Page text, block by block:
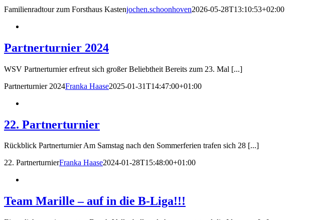
Familienradtour zum Forsthaus Kastenjochen.schoonhoven2026-05-28T13:10:53+02:00
Partnerturnier 2024
WSV Partnerturnier erfreut sich großer Beliebtheit Bereits zum 23. Mal [...]
Partnerturnier 2024Franka Haase2025-01-31T14:47:00+01:00
22. Partnerturnier
Rückblick Partnerturnier Am Samstag nach den Sommerferien trafen sich 28 [...]
22. PartnerturnierFranka Haase2024-01-28T15:48:00+01:00
Team Marille – auf in die B-Liga!!!